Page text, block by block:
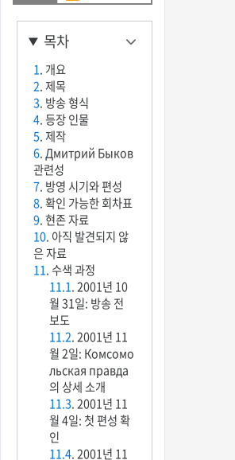
목차
1. 개요
2. 제목
3. 방송 형식
4. 등장 인물
5. 제작
6. Дмитрий Быков
관련성
7. 방영 시기와 편성
8. 확인 가능한 회차표
9. 현존 자료
10. 아직 발견되지 않
은 자료
11. 수색 과정
11.1. 2001년 10
월 31일: 방송 전
보도
11.2. 2001년 11
월 2일: Комсомо
льская правда
의 상세 소개
11.3. 2001년 11
월 4일: 첫 편성 확
인
11.4. 2001년 11